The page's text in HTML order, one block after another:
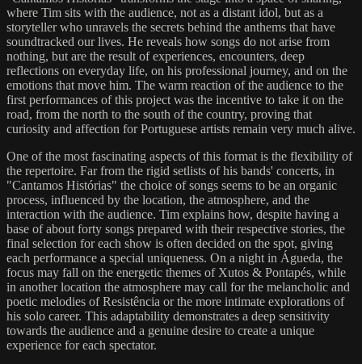
where Tim sits with the audience, not as a distant idol, but as a
storyteller who unravels the secrets behind the anthems that have
soundtracked our lives. He reveals how songs do not arise from
nothing, but are the result of experiences, encounters, deep
reflections on everyday life, on his professional journey, and on the
emotions that move him. The warm reaction of the audience to the
first performances of this project was the incentive to take it on the
road, from the north to the south of the country, proving that
curiosity and affection for Portuguese artists remain very much alive.
One of the most fascinating aspects of this format is the flexibility of
the repertoire. Far from the rigid setlists of his bands' concerts, in
"Cantamos Histórias" the choice of songs seems to be an organic
process, influenced by the location, the atmosphere, and the
interaction with the audience. Tim explains how, despite having a
base of about forty songs prepared with their respective stories, the
final selection for each show is often decided on the spot, giving
each performance a special uniqueness. On a night in Águeda, the
focus may fall on the energetic themes of Xutos & Pontapés, while
in another location the atmosphere may call for the melancholic and
poetic melodies of Resistência or the more intimate explorations of
his solo career. This adaptability demonstrates a deep sensitivity
towards the audience and a genuine desire to create a unique
experience for each spectator.